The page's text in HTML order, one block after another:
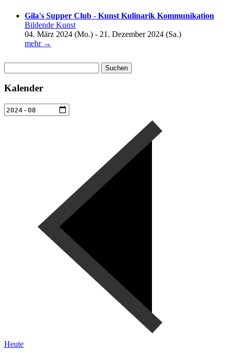
Gila's Supper Club - Kunst Kulinarik Kommunikation
Bildende Kunst
04. März 2024 (Mo.) - 21. Dezember 2024 (Sa.)
mehr →
nach:
Kalender
Heute